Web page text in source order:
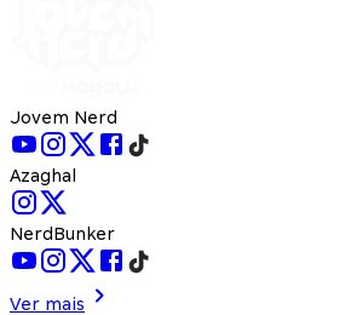
Jovem Nerd
Azaghal
NerdBunker
Ver mais